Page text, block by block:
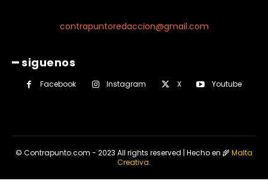
contrapuntoredaccion@gmail.com
━ siguenos
Facebook Instagram X Youtube
© Contrapunto.com - 2023 All rights reserved | Hecho en 🌾Malta
Creativa.